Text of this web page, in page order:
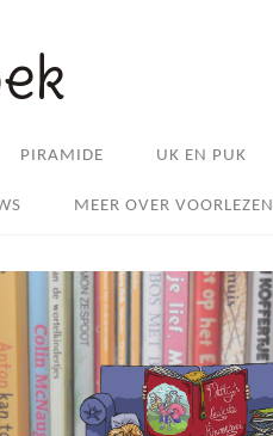
PIRAMIDE UK EN PUK
MEER OVER VOORLEZEN